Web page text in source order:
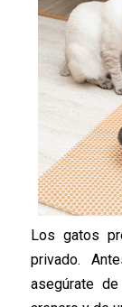
Los gatos
privado.
asegúrate